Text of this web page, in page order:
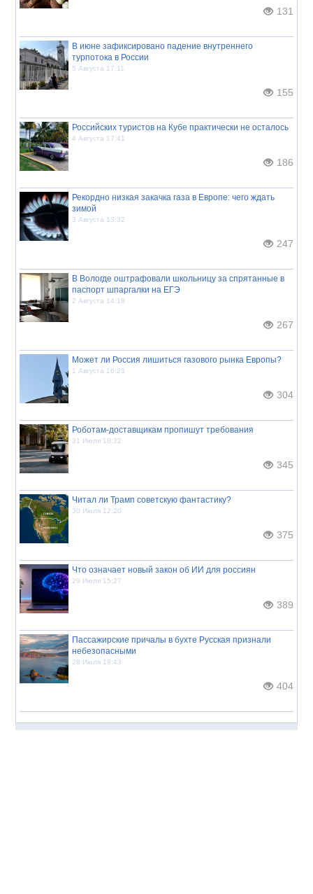
131
В июне зафиксировано падение внутреннего
турпотока в России
5 Августа 17:11
155
Российских туристов на Кубе практически не осталось
4 Августа 17:41
186
Рекордно низкая закачка газа в Европе: чего ждать
зимой
3 Августа 13:32
247
В Вологде оштрафовали школьницу за спрятанные в
паспорт шпаргалки на ЕГЭ
2 Августа 14:19
267
Может ли Россия лишиться газового рынка Европы?
1 Августа 16:23
304
Роботам-доставщикам пропишут требования
31 Июля 18:32
345
Читал ли Трамп советскую фантастику?
30 Июля 12:20
375
Что означает новый закон об ИИ для россиян
29 Июля 15:27
389
Пассажирские причалы в бухте Русская признали
небезопасными
28 Июля 18:43
404